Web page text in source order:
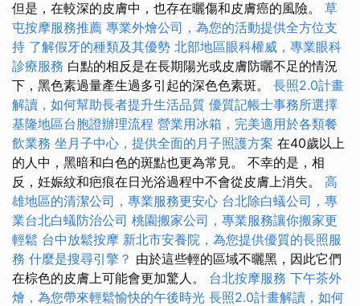
但是，在較深的皮膚中，也存在曬傷和皮膚癌的風險。 草
屯按摩服務推薦 專業外燴公司，為您的活動提供全方位支
持 了解假牙的種類及其優勢 北部地區眼科權威，專業眼科
診療服務 白點的相反是在長期陽光或皮膚防曬不足的情況
下，黑色素過量產生過多引起的深色色素斑。 長照2.0計畫
解讀，如何幫助長者提升生活品質 優質記帳士事務所選擇
基隆地區台胞證辦理流程 營業用冰箱，完美適用於各類餐
飲業務 坐月子中心，提供全面的月子照護方案 在40歲以上
的人中，黑暗和白色的斑點也更為常見。 不幸的是，相
反，妊娠紋和疤痕在日光浴過程中不會從皮膚上消失。 高
雄地區的清潔公司，專業服務更安心 台北除白蟻公司，專
業台北白蟻防治公司 桃園搬家公司，專業服務讓你搬家更
輕鬆 台中放鬆按摩 新北市安養院，為您提供優質的長照服
務 什麼是搜尋引擎？ 由於這些輕的區域不曬黑，因此它們
在棕色的皮膚上可能會更加驚人。 台北按摩服務 下午茶外
燴，為您帶來輕鬆愉快的午後時光 長照2.0計畫解讀，如何